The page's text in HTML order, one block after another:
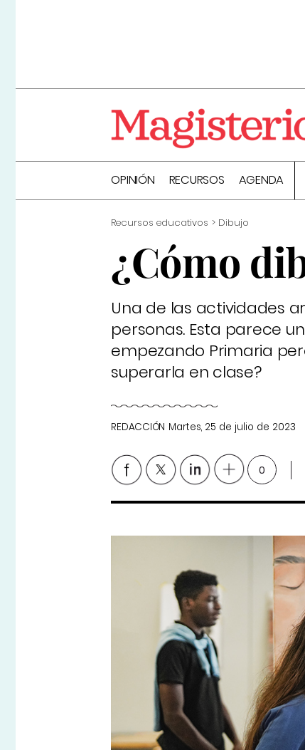
OPINIÓN RECURSOS AGENDA
Recursos educativos Dibujo
¿Cómo
Una de las actividades
personas. Esta parece
empezando Primaria
superarla en clase?
REDACCIÓN Martes, 25 de julio de 2023
0